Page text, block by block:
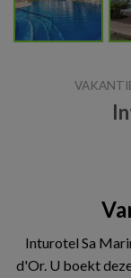
Inturotel Sa
d'Or. U boekt